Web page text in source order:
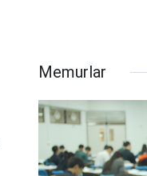
Memurlar